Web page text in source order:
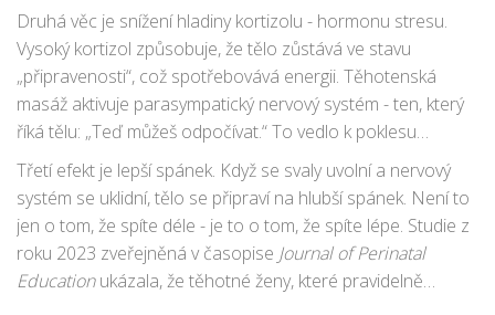
svalové tkáni a způsobují bolest a tíhu. Když tyto látky zmizí,
svaly se uvolňují, a s nimi i pocit těžkosti, který často
přechází v únavu.
Druhá věc je snížení hladiny kortizolu - hormonu stresu.
Vysoký kortizol způsobuje, že tělo zůstává ve stavu
„připravenosti“, což spotřebovává energii. Těhotenská
masáž aktivuje parasympatický nervový systém - ten, který
říká tělu: „Teď můžeš odpočívat.“ To vedlo k poklesu
kortizolu a nárůstu serotoninu a dopaminu - hormonů
štěstí a klidu. Mnoho těhotných žen popisuje, že po masáži
cítí „tichý klid“ - jako by se jejich mysl zastavila na pár hodin.
Třetí efekt je lepší spánek. Když se svaly uvolní a nervový
systém se uklidní, tělo se připraví na hlubší spánek. Není to
jen o tom, že spíte déle - je to o tom, že spíte lépe. Studie z
roku 2023 zveřejněná v časopise Journal of Perinatal
Educationukázala, že těhotné ženy, které pravidelně